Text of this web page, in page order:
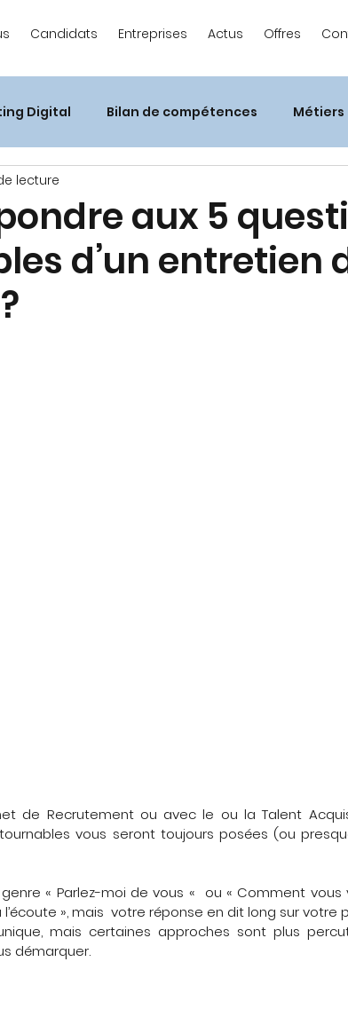
Candidats Entreprises Actus Offres
Digital Bilan de compétences Métiers
aux 5
d’un entretien
lecture
de Recrutement ou avec le ou la Talent
vous seront toujours posées (ou
« Parlez-moi de vous «  ou « Comment vous
», mais  votre réponse en dit long sur votre
mais certaines approches sont plus
démarquer.